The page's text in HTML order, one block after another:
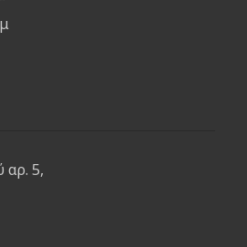
αρ. 5,